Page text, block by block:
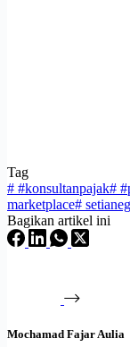
Tag
# #konsultanpajak#
marketplace#
Bagikan artikel ini
Mochamad Fajar Aulia